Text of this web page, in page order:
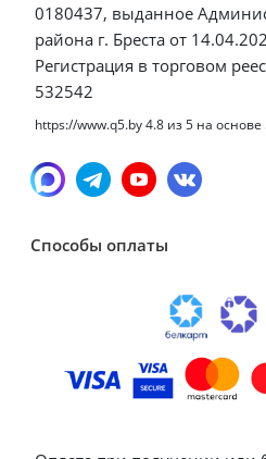
0180437, выданное
района г. Бреста от
Регистрация в торговом
532542
https://www.q5.by4.8 из5 на основе
Способы оплаты